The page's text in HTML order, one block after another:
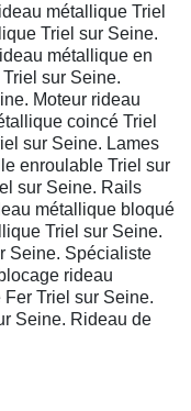
métallique Triel
Triel sur Seine.
métallique en
sur Seine.
Moteur rideau
coincé Triel
sur Seine. Lames
enroulable Triel sur
sur Seine. Rails
métallique bloqué
Triel sur Seine.
Seine. Spécialiste
rideau
Triel sur Seine.
Seine. Rideau de